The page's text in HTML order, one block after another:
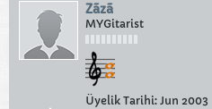
Zãzã
MYGitarist
Üyelik Tarihi: Jun 2003